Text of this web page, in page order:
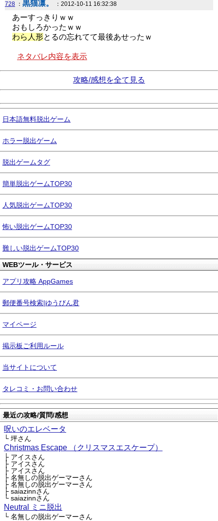
728 ： 黒猫凛。 ：2012-10-11 16:32:38
あーすっきりｗｗ
おもしろかったｗｗ
わら人形とるの忘れてて最後あせったｗ
ネタバレ内容を表示
攻略/感想を全て見る
日本語無料脱出ゲーム
ホラー脱出ゲーム
脱出ゲームタグ
簡単脱出ゲームTOP30
人気脱出ゲームTOP30
怖い脱出ゲームTOP30
難しい脱出ゲームTOP30
WEBツール・サービス
アプリ攻略 AppGames
郵便番号検索|ゆうびん君
マイページ
掲示板ご利用ルール
当サイトについて
タレコミ・お問い合わせ
最近の攻略/質問/感想
呪いのエレベータ
└ 坪さん
Christmas Escape （クリスマスエスケープ）
├ アイスさん
├ アイスさん
├ アイスさん
├ 名無しの脱出ゲーマーさん
├ 名無しの脱出ゲーマーさん
├ saiazinnさん
└ saiazinnさん
Neutral ミニ脱出
└ 名無しの脱出ゲーマーさん